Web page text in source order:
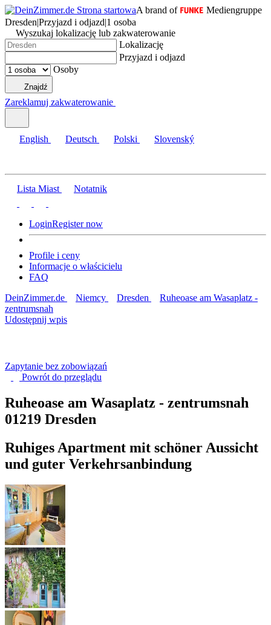
A brand of
Mediengruppe
Dresden|Przyjazd i odjazd|1 osoba
Wyszukaj lokalizację lub zakwaterowanie
Lokalizację
Przyjazd i odjazd
Osoby
Znajdź
Zareklamuj zakwaterowanie
English Deutsch Polski Slovenský
Lista Miast Notatnik
LoginRegister now
Profile i ceny
Informacje o właścicielu
FAQ
DeinZimmer.de
Niemcy Dresden
Ruheoase am Wasaplatz -
zentrumsnah
Udostępnij wpis
Zapytanie bez zobowiązań
Powrót do przeglądu
Ruheoase am Wasaplatz - zentrumsnah
01219 Dresden
Ruhiges Apartment mit schöner Aussicht
und guter Verkehrsanbindung